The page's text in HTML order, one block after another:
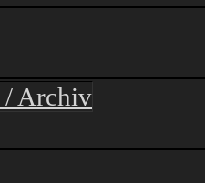
Archiv